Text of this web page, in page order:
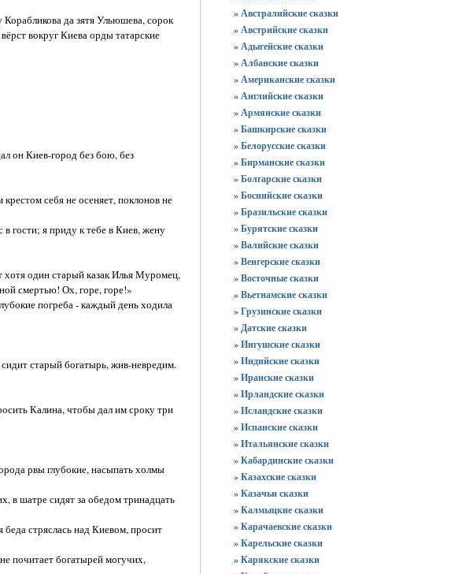
да зятя Ульюшева, сорок
вокруг Киева орды татарские
он Киев-город без бою, без
себя не осеняет, поклонов не
гости; я приду к тебе в Киев, жену
один старый казак Илья Муромец,
смертью! Ох, горе, горе!»
погреба - каждый день ходила
старый богатырь, жив-невредим.
Калина, чтобы дал им сроку три
рвы глубокие, насыпать холмы
в шатре сидят за обедом тринадцать
стряслась над Киевом, просит
почитает богатырей могучих,
» Австралийские сказки
» Австрийские сказки
» Адыгейские сказки
» Албанские сказки
» Американские сказки
» Английские сказки
» Армянские сказки
» Башкирские сказки
» Белорусские сказки
» Бирманские сказки
» Болгарские сказки
» Боснийские сказки
» Бразильские сказки
» Бурятские сказки
» Валийские сказки
» Венгерские сказки
» Восточные сказки
» Вьетнамские сказки
» Грузинские сказки
» Датские сказки
» Ингушские сказки
» Индийские сказки
» Иранские сказки
» Ирландские сказки
» Исландские сказки
» Испанские сказки
» Итальянские сказки
» Кабардинские сказки
» Казахские сказки
» Казачьи сказки
» Калмыцкие сказки
» Карачаевские сказки
» Карельские сказки
» Карякские сказки